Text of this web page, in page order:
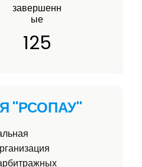
завершенн
ые
125
"РСОПАУ"